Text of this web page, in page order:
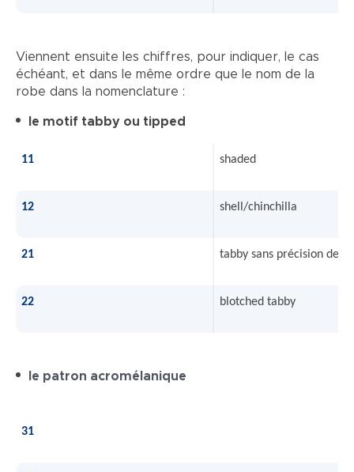
Viennent ensuite les chiffres, pour indiquer, le cas
échéant, et dans le même ordre que le nom de la
robe dans la nomenclature :
le motif tabby ou tipped
11 shaded
12 shell/chinchilla
21 tabby sans précision de
22 blotched tabby
le patron acromélanique
31